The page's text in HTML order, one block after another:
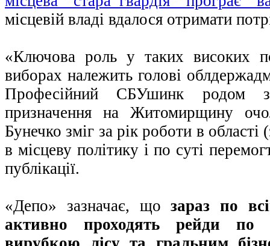
місцевій владі вдалося отримати
«Ключова роль у таких високих
виборах належить голові
Професійний СБУшинк родом
призначення на Житомирщину
Бунечко зміг за рік роботи в
в місцеву політику і по суті
публікації.
«Депо» зазначає, щозараз по
активно проходять рейди по